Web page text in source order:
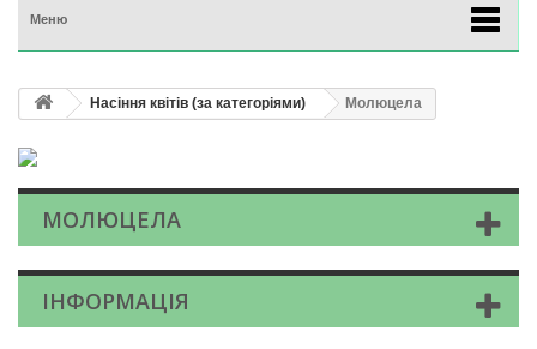
Меню
Насіння квітів (за категоріями) Молюцела
МОЛЮЦЕЛА
ІНФОРМАЦІЯ